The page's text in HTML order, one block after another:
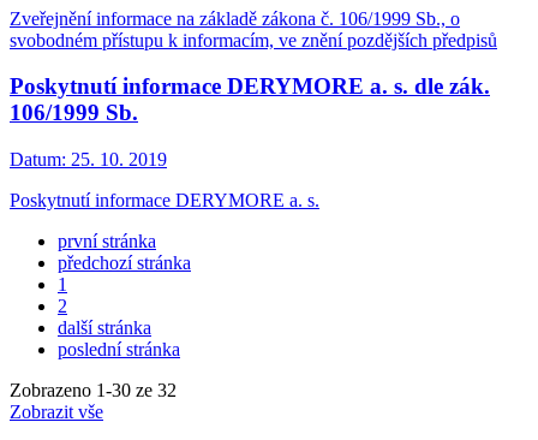
Zveřejnění informace na základě zákona č. 106/1999 Sb., o
svobodném přístupu k informacím, ve znění pozdějších předpisů
Poskytnutí informace DERYMORE a. s. dle zák.
106/1999 Sb.
Datum: 25. 10. 2019
Poskytnutí informace DERYMORE a. s.
první stránka
předchozí stránka
1
2
další stránka
poslední stránka
Zobrazeno 1-30 ze 32
Zobrazit vše